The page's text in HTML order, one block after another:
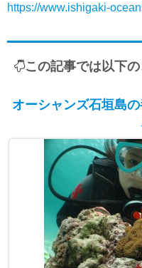
https://www.ishigaki-
この記事では以下
オーシャンズ石垣島